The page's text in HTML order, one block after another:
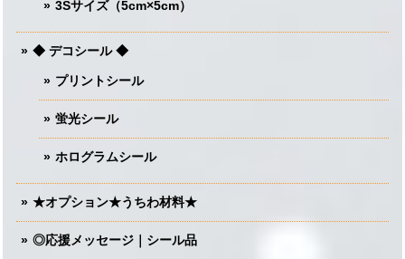
3Sサイズ（5cm×5cm）
◆ デコシール ◆
プリントシール
蛍光シール
ホログラムシール
★オプション★うちわ材料★
◎応援メッセージ｜シール品